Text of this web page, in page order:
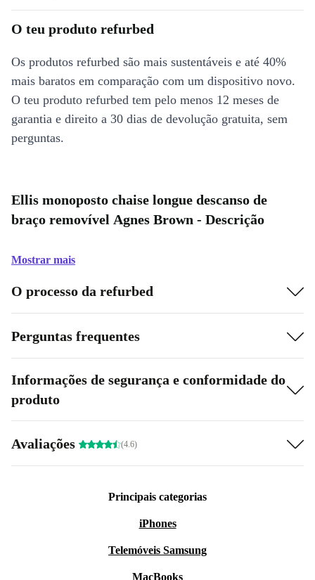
O teu produto refurbed
Os produtos refurbed são mais sustentáveis e até 40%
mais baratos em comparação com um dispositivo novo.
O teu produto refurbed tem pelo menos 12 meses de
garantia e direito a 30 dias de devolução gratuita, sem
perguntas.
Ellis monoposto chaise longue descanso de
braço removível Agnes Brown - Descrição
Mostrar mais
O processo da refurbed
Perguntas frequentes
Informações de segurança e conformidade do
produto
Avaliações (4.6)
Principais categorias
iPhones
Telemóveis Samsung
MacBooks